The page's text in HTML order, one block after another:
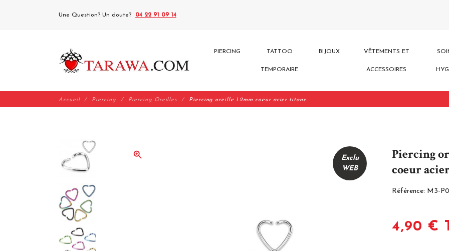
Une Question? Un doute? 04 22 91 09 14
PIERCING TATTOO
TEMPORAIRE
BIJOUX VÊTEMENTS ET
ACCESSOIRES
Accueil Piercing Piercing Oreilles Piercing oreille 1.2mm coeur acier titane
zoom_in
Exclu
WEB
Piercing
coeur
Référence: M3-
4,90 €